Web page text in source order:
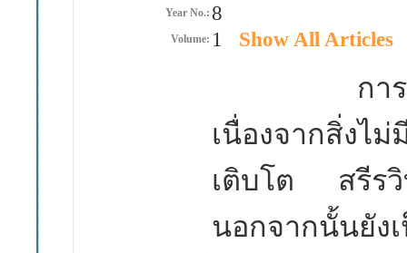
Year No.: 8
Volume: 1 Show All Articles
การขาดน้
เนื่องจากสิ่งไ
เติบโต สรีรวิ
นอกจากนั้นยัง